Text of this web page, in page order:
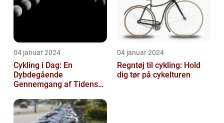
04 januar 2024
Cykling i Dag: En
Dybdegående
Gennemgang af Tidens
04 januar 2024
Regntøj til cykling: Hold
dig tør på cykelturen